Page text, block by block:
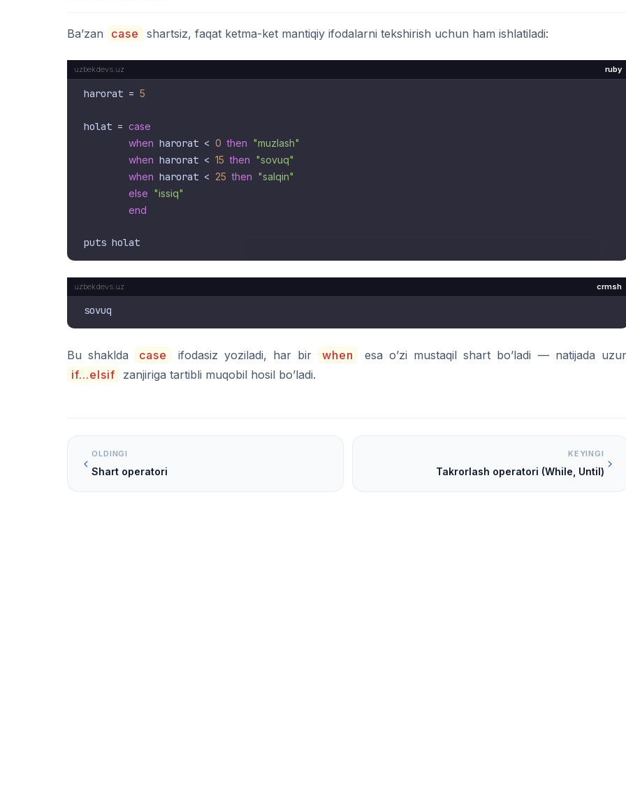
Ba’zan case shartsiz, faqat ketma-ket mantiqiy ifodalarni tekshirish uchun ham ishlatiladi:
ruby
harorat = 5
holat = case
when harorat < 0 then "muzlash"
when harorat < 15 then "sovuq"
when harorat < 25 then "salqin"
else "issiq"
end
crmsh
Bu shaklda case ifodasiz yoziladi, har bir when
esa o’zi mustaqil shart bo’ladi — natijada
if...elsif
zanjiriga tartibli muqobil hosil bo’ladi.
OLDINGI
Shart operatori
KEYINGI
Takrorlash operatori (While, Until)